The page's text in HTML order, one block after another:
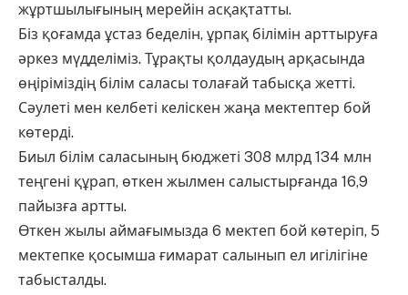
жұртшылығының мерейін асқақтатты.
Біз қоғамда ұстаз беделін, ұрпақ білімін арттыруға
әркез мүдделіміз. Тұрақты қолдаудың арқасында
өңіріміздің білім саласы толағай табысқа жетті.
Сәулеті мен келбеті келіскен жаңа мектептер бой
көтерді.
Биыл білім саласының бюджеті 308 млрд 134 млн
теңгені құрап, өткен жылмен салыстырғанда 16,9
пайызға артты.
Өткен жылы аймағымызда 6 мектеп бой көтеріп, 5
мектепке қосымша ғимарат салынып ел игілігіне
табысталды.